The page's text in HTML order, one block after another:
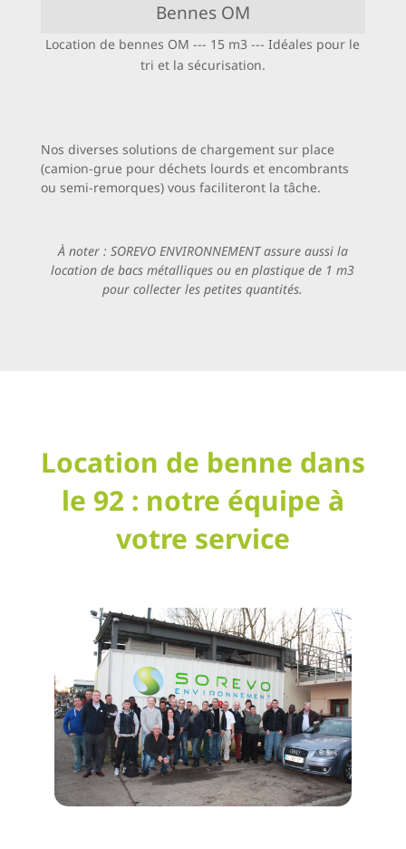
Bennes OM
Location de bennes OM ‐‐‐ 15 m3 ‐‐‐ Idéales pour le
tri et la sécurisation.
Nos diverses solutions de chargement sur place
(camion-grue pour déchets lourds et encombrants
ou semi-remorques) vous faciliteront la tâche.
À noter : SOREVO ENVIRONNEMENT assure aussi la
location de bacs métalliques ou en plastique de 1 m3
pour collecter les petites quantités.
Location de benne dans
le 92 : notre équipe à
votre service